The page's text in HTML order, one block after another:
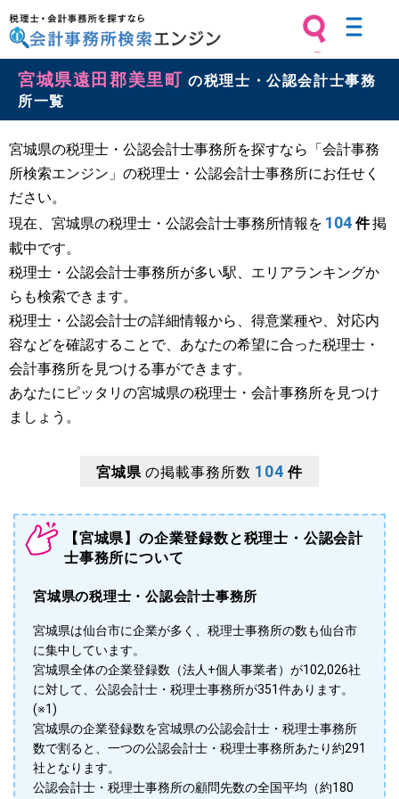
税理士・会計事務所を探すなら 会計
事務所検索エンジン
宮城県遠田郡美里町 の税理士・公認会計士事務
所一覧
宮城県の税理士・公認会計士事務所を探すなら「会計事務
所検索エンジン」の税理士・公認会計士事務所にお任せく
ださい。
現在、宮城県の税理士・公認会計士事務所情報を 104 件掲
載中です。
税理士・公認会計士事務所が多い駅、エリアランキングか
らも検索できます。
税理士・公認会計士の詳細情報から、得意業種や、対応内
容などを確認することで、あなたの希望に合った税理士・
会計事務所を見つける事ができます。
あなたにピッタリの宮城県の税理士・会計事務所を見つけ
ましょう。
宮城県 の掲載事務所数 104 件
【宮城県】の企業登録数と税理士・公認会計
士事務所について
宮城県の税理士・公認会計士事務所
宮城県は仙台市に企業が多く、税理士事務所の数も仙台市
に集中しています。
宮城県全体の企業登録数（法人+個人事業者）が102,026社
に対して、公認会計士・税理士事務所が351件あります。
(※1)
宮城県の企業登録数を宮城県の公認会計士・税理士事務所
数で割ると、一つの公認会計士・税理士事務所あたり約291
社となります。
公認会計士・税理士事務所の顧問先数の全国平均（約180